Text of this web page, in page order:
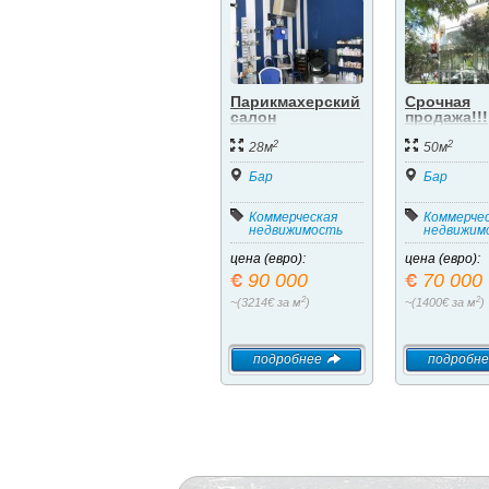
Парикмахерский
салон
28м2
Бар
Коммерческая
недвижимость
цена (евро):
90 000
~(3214€ за м2)
подробнее
Срочная
продажа!!!
кафе-бар в
центре
50м2
Бар
цена (евро):
70 000
~(1400€ за м2)